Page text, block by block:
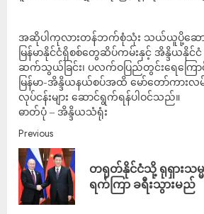
အဆိုပါကုလားတန်ဘက်စုံသုံး သယ်ယူပို့ဆော
မြန်မာနိုင်ငံရှိစစ်တွေဆိပ်ကမ်းနှင့် အိန္ဒိယနို
ဆက်သွယ်ခြင်း၊ ပလက်ဝပြည်တွင်းရေကြေ
မြန်မာ-အိန္ဒိယနယ်စပ်အထိ မော်တော်ကားလမ်
လုပ်ငန်းများ ဆောင်ရွက်ရန်ပါဝင်သည်။
ဓာတ်ပုံ – အိန္ဒိယသံရုံး
Previous
တရုတ်နိုင်ငံသို့ ရုရှားသ
ရက်ကြာ ခရီးသွားမည်